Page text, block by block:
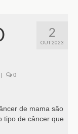
2
OUT 2023
| 0
de mama são
tipo de câncer que